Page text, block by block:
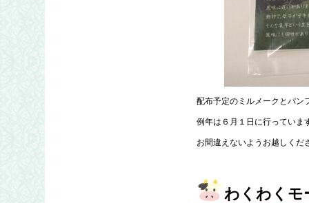
配布予定のミルメークとパン
例年は６月１日に行っていま
お間違えないようお越しくだ
わくわくモ